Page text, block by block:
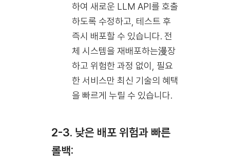
하여 새로운 LLM API를 호출
하도록 수정하고, 테스트 후
즉시 배포할 수 있습니다. 전
체 시스템을 재배포하는漫장
하고 위험한 과정 없이, 필요
한 서비스만 최신 기술의 혜택
을 빠르게 누릴 수 있습니다.
2-3. 낮은 배포 위험과 빠른
롤백: